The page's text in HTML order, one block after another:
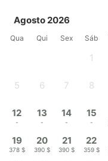
Agosto 2026
Qua Qui Sex Sáb
1
5 6 7 8
12
-
13
-
14
-
15
-
19
378 $
20
390 $
21
390 $
22
359 $